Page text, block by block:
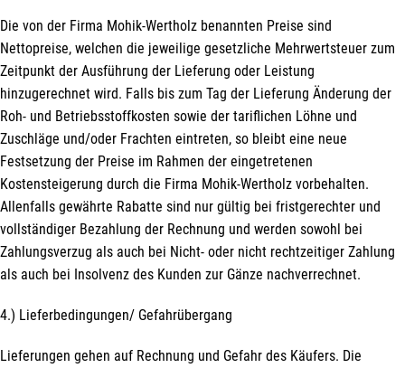
Die von der Firma Mohik-Wertholz benannten Preise sind
Nettopreise, welchen die jeweilige gesetzliche Mehrwertsteuer zum
Zeitpunkt der Ausführung der Lieferung oder Leistung
hinzugerechnet wird. Falls bis zum Tag der Lieferung Änderung der
Roh- und Betriebsstoffkosten sowie der tariflichen Löhne und
Zuschläge und/oder Frachten eintreten, so bleibt eine neue
Festsetzung der Preise im Rahmen der eingetretenen
Kostensteigerung durch die Firma Mohik-Wertholz vorbehalten.
Allenfalls gewährte Rabatte sind nur gültig bei fristgerechter und
vollständiger Bezahlung der Rechnung und werden sowohl bei
Zahlungsverzug als auch bei Nicht- oder nicht rechtzeitiger Zahlung
als auch bei Insolvenz des Kunden zur Gänze nachverrechnet.
4.) Lieferbedingungen/ Gefahrübergang
Lieferungen gehen auf Rechnung und Gefahr des Käufers. Die